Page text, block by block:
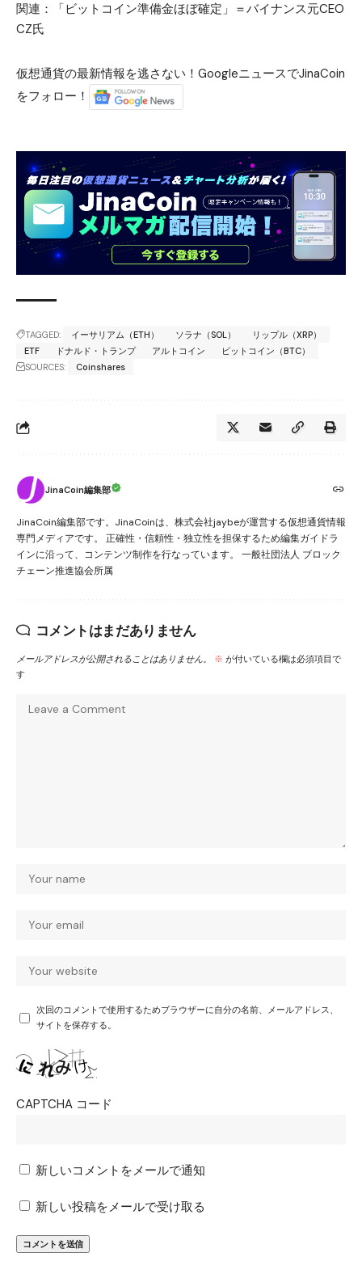
関連：
「ビットコイン準備金ほぼ確定」＝バイナンス元CEO
CZ氏
仮想通貨の最新情報を逃さない！GoogleニュースでJinaCoin
をフォロー！
TAGGED: イーサリアム（ETH） ソラナ（SOL）
リップル（XRP）
ETF
ドナルド・トランプ アルトコイン
ビットコイン（BTC）
SOURCES:
Coinshares
JinaCoin編集部
JinaCoin編集部です。JinaCoinは、株式会社jaybeが運営する仮想通貨情報
専門メディアです。 正確性・信頼性・独立性を担保するため編集ガイドラ
インに沿って、コンテンツ制作を行なっています。 一般社団法人 ブロック
チェーン推進協会所属
コメントはまだありません
メールアドレスが公開されることはありません。 ※ が付いている欄は必須項目で
す
次回のコメントで使用するためブラウザーに自分の名前、メールアドレス、
サイトを保存する。
CAPTCHA コード
新しいコメントをメールで通知
新しい投稿をメールで受け取る